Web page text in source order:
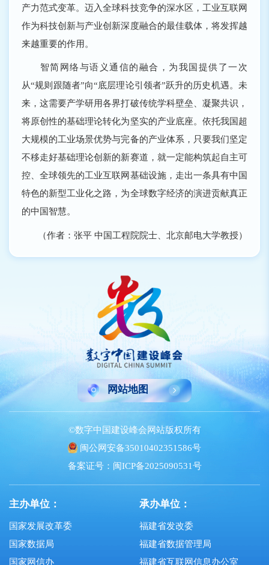
产力范式变革。迈入全球科技竞争的深水区，工业互联网
作为科技创新与产业创新深度融合的最佳载体，将发挥越
来越重要的作用。
智简网络与语义通信的融合，为我国提供了一次
从“规则跟随者”向“底层理论引领者”跃升的历史机遇。未
来，这需要产学研用各界打破传统学科壁垒、凝聚共识，
将原创性的基础理论转化为坚实的产业底座。依托我国超
大规模的工业场景优势与完备的产业体系，只要我们坚定
不移走好基础理论创新的新赛道，就一定能构筑起自主可
控、全球领先的工业互联网基础设施，走出一条具有中国
特色的新型工业化之路，为全球数字经济的演进贡献真正
的中国智慧。
（作者：张平 中国工程院院士、北京邮电大学教授）
网站地图
©数字中国建设峰会网站版权所有
闽公网安备35010402351586号
备案证号：闽ICP备2025090531号
主办单位：
国家发展改革委
国家数据局
国家网信办
承办单位：
福建省发改委
福建省数据管理局
福建省互联网信息办公室